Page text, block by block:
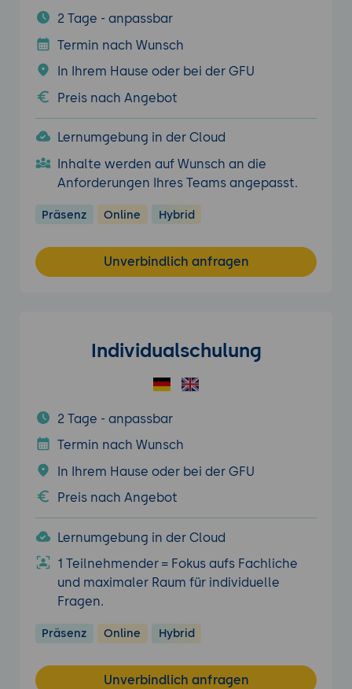
2 Tage - anpassbar
Termin nach Wunsch
In Ihrem Hause oder bei der GFU
Preis nach Angebot
Lernumgebung in der Cloud
Inhalte werden auf Wunsch an die
Anforderungen Ihres Teams angepasst.
Präsenz Online Hybrid
Unverbindlich anfragen
Individualschulung
2 Tage - anpassbar
Termin nach Wunsch
In Ihrem Hause oder bei der GFU
Preis nach Angebot
Lernumgebung in der Cloud
1 Teilnehmender = Fokus aufs Fachliche
und maximaler Raum für individuelle
Fragen.
Präsenz Online Hybrid
Unverbindlich anfragen